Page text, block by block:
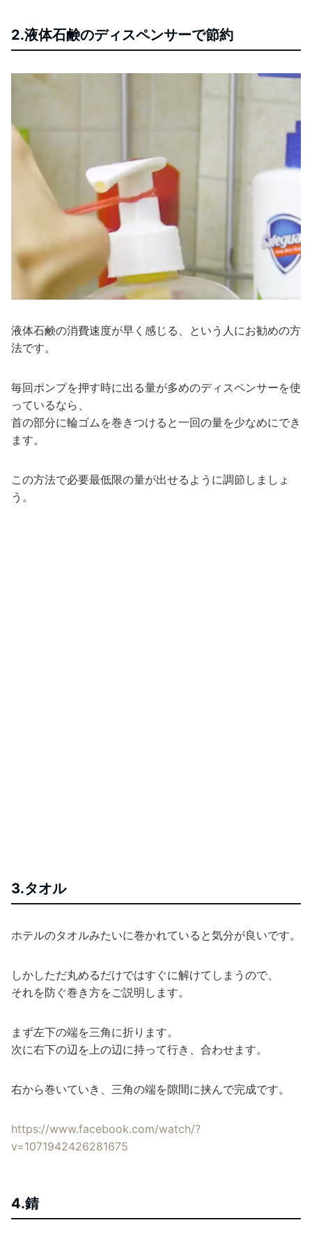
2.液体石鹸のディスペンサーで節約
液体石鹸の消費速度が早く感じる、という人にお勧めの方
法です。
毎回ポンプを押す時に出る量が多めのディスペンサーを使
っているなら、
首の部分に輪ゴムを巻きつけると一回の量を少なめにでき
ます。
この方法で必要最低限の量が出せるように調節しましょ
う。
3.タオル
ホテルのタオルみたいに巻かれていると気分が良いです。
しかしただ丸めるだけではすぐに解けてしまうので、
それを防ぐ巻き方をご説明します。
まず左下の端を三角に折ります。
次に右下の辺を上の辺に持って行き、合わせます。
右から巻いていき、三角の端を隙間に挟んで完成です。
https://www.facebook.com/watch/?
v=1071942426281675
4.錆